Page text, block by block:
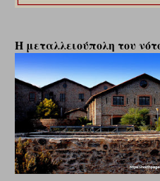
Η μεταλλειούπολη του